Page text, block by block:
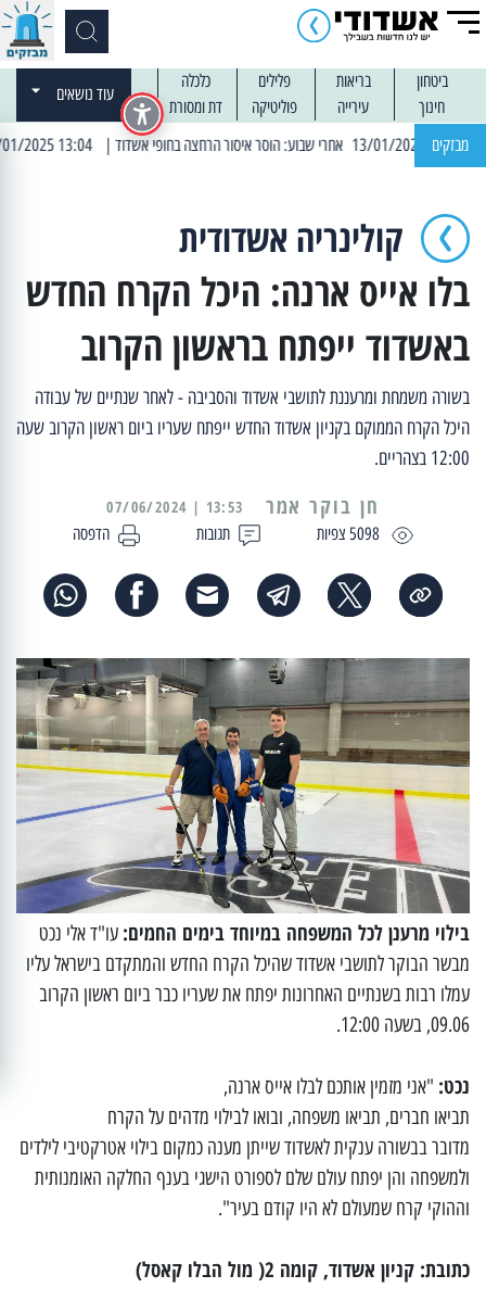
ביטחון בריאות פלילים
כלכלה
חינוך
עירייה פוליטיקה דת ומסורת
עוד נושאים
מבזקים | 13:04 14/01/2025 עובדים בלילות: עבודות קרצוף וריבוד אספלט
קולינריה אשדודית
בלו אייס ארנה: היכל הקרח החדש
באשדוד ייפתח בראשון הקרוב
בשורה משמחת ומרעננת לתושבי אשדוד והסביבה - לאחר שנתיים של עבודה
היכל הקרח הממוקם בקניון אשדוד החדש ייפתח שעריו ביום ראשון הקרוב שעה
12:00 בצהריים.
5098 צפיות תגובות הדפסה
13:53 | 07/06/2024
בילוי מרענן לכל המשפחה במיוחד בימים החמים: עו"ד אלי נכט
מבשר הבוקר לתושבי אשדוד שהיכל הקרח החדש והמתקדם בישראל עליו
עמלו רבות בשנתיים האחרונות יפתח את שעריו כבר ביום ראשון הקרוב
09.06, בשעה 12:00.
נכט: "אני מזמין אותכם לבלו אייס ארנה,
תביאו חברים, תביאו משפחה, ובואו לבילוי מדהים על הקרח
מדובר בבשורה ענקית לאשדוד שייתן מענה כמקום בילוי אטרקטיבי לילדים
ולמשפחה והן יפתח עולם שלם לספורט הישגי בענף החלקה האומנותית
וההוקי קרח שמעולם לא היו קודם בעיר".
כתובת: קניון אשדוד, קומה 2( מול הבלו קאסל)